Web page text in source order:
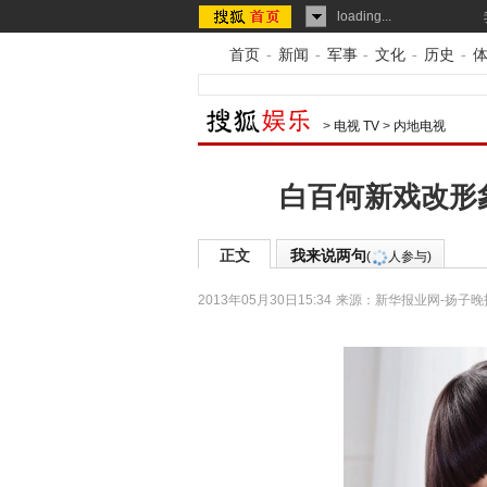
loading...
首页 - 新闻 - 军事 - 文化 - 历史 -
> 电视 TV > 内地电视
白百何新戏改
正文 我来说两句( 人参与)
2013年05月30日15:34 来源： 新华报业网-扬子晚